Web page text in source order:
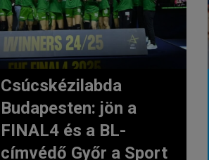
Csúcskézilabda
Budapesten: jön a
FINAL4 és a BL-
címvédő Győr a Sport